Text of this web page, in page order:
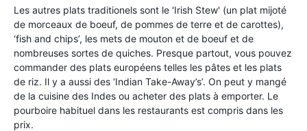
Les autres plats traditionels sont le 'Irish Stew' (un plat mijoté
de morceaux de boeuf, de pommes de terre et de carottes),
‘fish and chips’, les mets de mouton et de boeuf et de
nombreuses sortes de quiches. Presque partout, vous pouvez
commander des plats européens telles les pâtes et les plats
de riz. Il y a aussi des ‘Indian Take-Away’s’. On peut y mangé
de la cuisine des Indes ou acheter des plats à emporter. Le
pourboire habituel dans les restaurants est compris dans les
prix.